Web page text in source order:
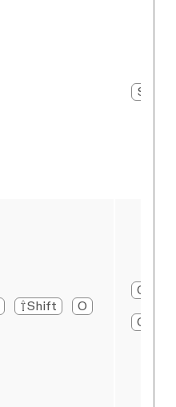
Shift
⇧Shift O
Ctrl
O